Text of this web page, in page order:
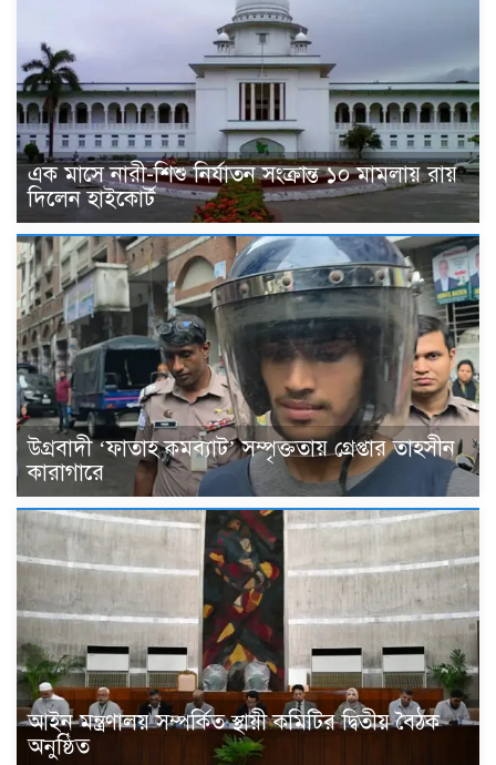
এক মাসে নারী-শিশু নির্যাতন সংক্রান্ত ১০ মামলায় রায়
দিলেন হাইকোর্ট
উগ্রবাদী ‘ফাতাহ কমব্যাট’ সম্পৃক্ততায় গ্রেপ্তার তাহসীন
কারাগারে
আইন মন্ত্রণালয় সম্পর্কিত স্থায়ী কমিটির দ্বিতীয় বৈঠক
অনুষ্ঠিত